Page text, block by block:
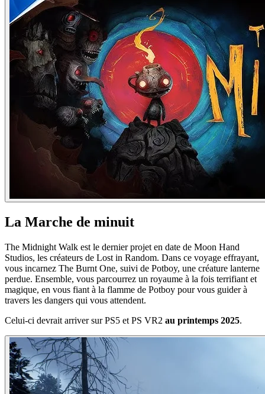
La Marche de minuit
The Midnight Walk est le dernier projet en date de Moon Hand
Studios, les créateurs de Lost in Random. Dans ce voyage effrayant,
vous incarnez The Burnt One, suivi de Potboy, une créature lanterne
perdue. Ensemble, vous parcourrez un royaume à la fois terrifiant et
magique, en vous fiant à la flamme de Potboy pour vous guider à
travers les dangers qui vous attendent.
Celui-ci devrait arriver sur PS5 et PS VR2 au printemps 2025.